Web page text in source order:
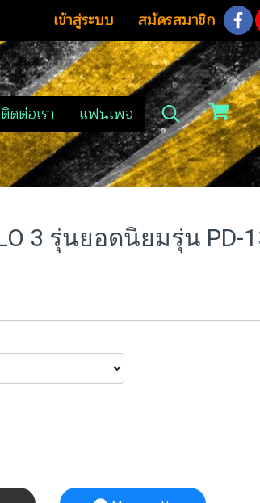
เข้าสู่ระบบ สมัครสมาชิก
ติดต่อเรา แฟนเพจ
3 รุ่นยอดนิยมรุ่น PD-